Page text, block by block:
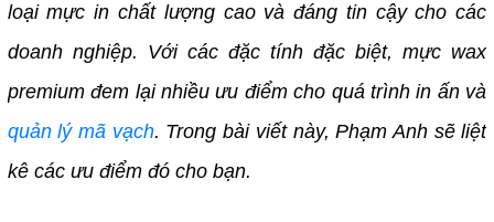
loại mực in chất lượng cao và đáng tin cậy cho các
doanh nghiệp. Với các đặc tính đặc biệt, mực wax
premium đem lại nhiều ưu điểm cho quá trình in ấn và
quản lý mã vạch. Trong bài viết này, Phạm Anh sẽ liệt
kê các ưu điểm đó cho bạn.